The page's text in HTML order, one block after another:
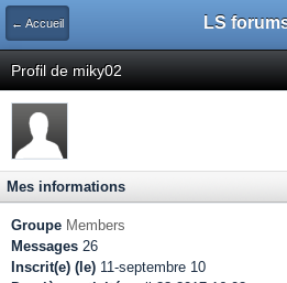
← Accueil LS
Profil de miky02
Mes informations
Groupe Members
Messages 26
Inscrit(e) (le) 11-septembre 10